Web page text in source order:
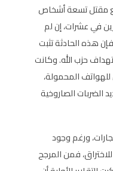
مقتل تسعة أشخاص
في عشرات، إن لم
هذه الحادثة تثبت
حزب الله. وكانت
المحمولة،
الضربات الصاروخية
ورغم وجود
فمن المرجح